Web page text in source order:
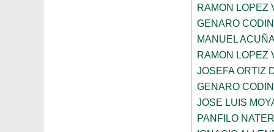
RAMON LOPEZ
GENARO
MANUEL
RAMON LOPEZ
JOSEFA ORTIZ
GENARO
JOSE LUIS
PANFILO